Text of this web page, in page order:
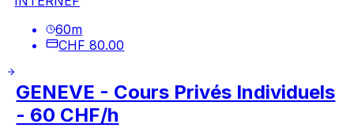
60m
CHF 80.00
GENEVE - Cours Privés Individuels
- 60 CHF/h